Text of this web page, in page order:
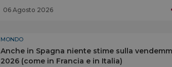
06 Agosto 2026
MONDO
Anche in Spagna niente stime sulla
2026 (come in Francia e in Italia)